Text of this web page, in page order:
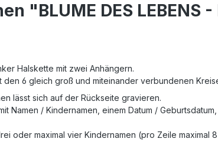
"BLUME DES LEBENS
Halskette mit zwei Anhängern.
den 6 gleich groß und miteinander verbundenen
lässt sich auf der Rückseite gravieren.
Namen / Kindernamen, einem Datum /
oder maximal vier Kindernamen (pro Zeile maximal